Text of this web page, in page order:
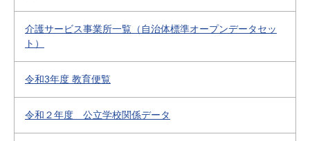
介護サービス事業所一覧（自治体標準オープンデータセッ
ト）
令和3年度 教育便覧
令和２年度 公立学校関係データ